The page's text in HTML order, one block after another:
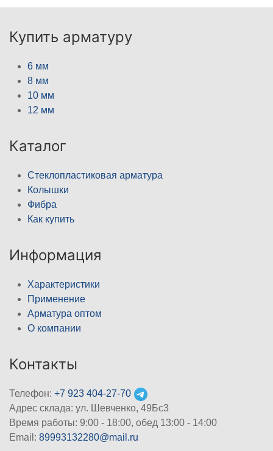
Купить арматуру
6 мм
8 мм
10 мм
12 мм
Каталог
Стеклопластиковая арматура
Колышки
Фибра
Как купить
Информация
Характеристики
Применение
Арматура оптом
О компании
Контакты
Телефон: +7 923 404-27-70
Адрес склада: ул. Шевченко, 49Бс3
Время работы: 9:00 - 18:00, обед 13:00 - 14:00
Email: 89993132280@mail.ru